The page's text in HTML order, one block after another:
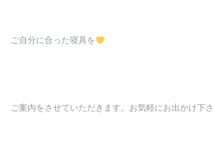
ご自分に合った寝具を
ご案内をさせていただきます。お気軽にお出かけ下さ